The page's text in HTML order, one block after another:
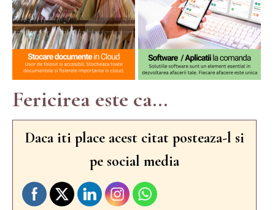
Fericirea este ca...
Daca iti place acest citat posteaza-l si
pe social media